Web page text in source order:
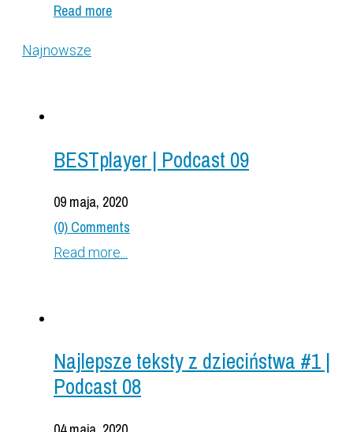
Read more
Najnowsze
BESTplayer | Podcast 09
09 maja, 2020
(0) Comments
Read more...
Najlepsze teksty z dzieciństwa #1 |
Podcast 08